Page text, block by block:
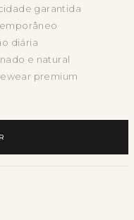
garantida
diária
e natural
premium